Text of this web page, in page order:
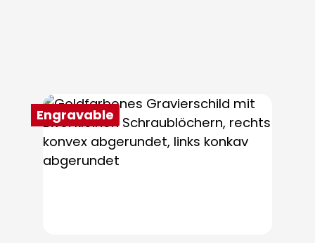
Skip product gallery
Engravable